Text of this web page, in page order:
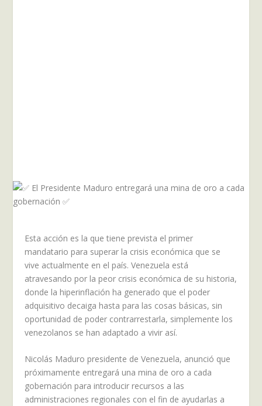
Esta acción es la que tiene prevista el primer
mandatario para superar la crisis económica que se
vive actualmente en el país. Venezuela está
atravesando por la peor crisis económica de su historia,
donde la hiperinflación ha generado que el poder
adquisitivo decaiga hasta para las cosas básicas, sin
oportunidad de poder contrarrestarla, simplemente los
venezolanos se han adaptado a vivir así.
Nicolás Maduro presidente de Venezuela, anunció que
próximamente entregará una mina de oro a cada
gobernación para introducir recursos a las
administraciones regionales con el fin de ayudarlas a